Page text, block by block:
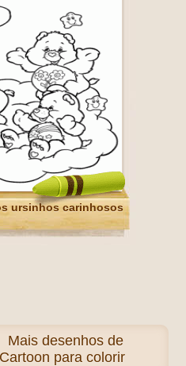
ursinhos carinhosos
Mais desenhos de
para colorir